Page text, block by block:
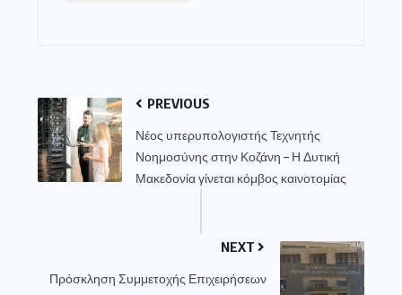
PREVIOUS
Νέος υπερυπολογιστής Τεχνητής
Νοημοσύνης στην Κοζάνη – Η Δυτική
Μακεδονία γίνεται κόμβος καινοτομίας
NEXT
Πρόσκληση Συμμετοχής Επιχειρήσεων